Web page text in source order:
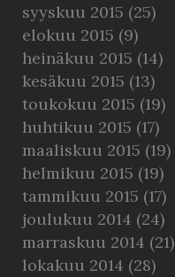
syyskuu 2015 (25)
elokuu 2015 (9)
heinäkuu 2015 (14)
kesäkuu 2015 (13)
toukokuu 2015 (19)
huhtikuu 2015 (17)
maaliskuu 2015 (19)
helmikuu 2015 (19)
tammikuu 2015 (17)
joulukuu 2014 (24)
marraskuu 2014 (21)
lokakuu 2014 (28)